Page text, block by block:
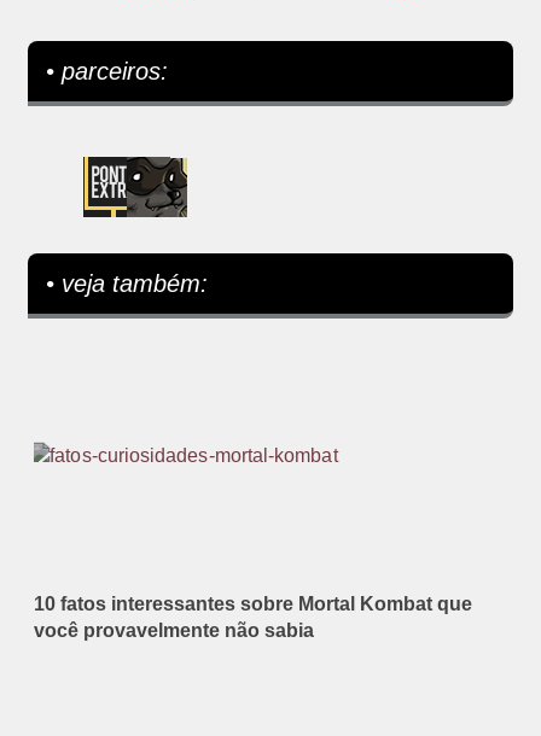
• parceiros:
• veja também:
10 fatos interessantes sobre Mortal Kombat que
você provavelmente não sabia